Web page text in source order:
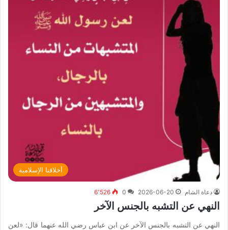
أخلاقنا الإسلامية
دعاة الشام 2026-06-20
0 6٬526
النهي عن التشبه بالجنس الآخر
النهي عن التشبه بالجنس الآخر عن ابن عباس رضي الله عنهما قال: «لعن